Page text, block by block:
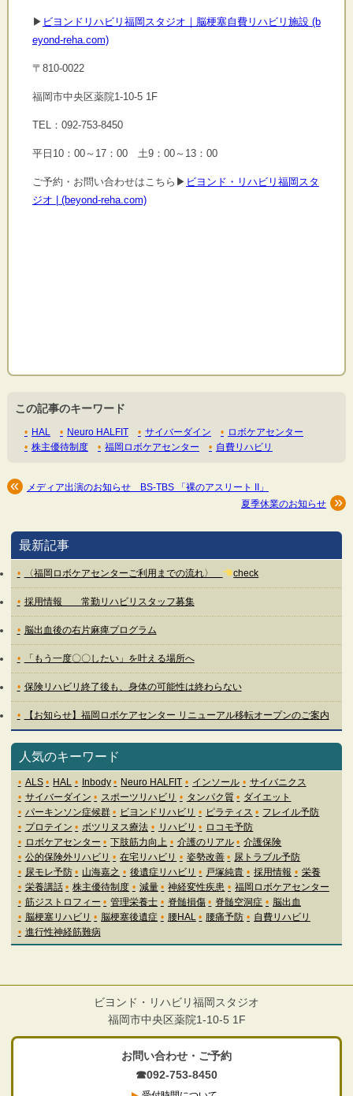
▶ ビヨンドリハビリ福岡スタジオ｜脳梗塞自費リハビリ施設 (b
eyond-reha.com)
〒810-0022
福岡市中央区薬院1-10-5 1F
TEL：092-753-8450
平日10：00～17：00 土9：00～13：00
ご予約・お問い合わせはこちら▶ ビヨンド・リハビリ福岡スタ
ジオ | (beyond-reha.com)
この記事のキーワード
HAL Neuro HALFIT サイバーダイン
ロボケアセンター
株主優待制度
福岡ロボケアセンター 自費リハビリ
メディア出演のお知らせ BS-TBS 「裸のアスリート II」
夏季休業のお知らせ
最新記事
〈福岡ロボケアセンターご利用までの流れ〉 check
採用情報 常勤リハビリスタッフ募集
脳出血後の右片麻痺プログラム
「もう一度〇〇したい」を叶える場所へ
保険リハビリ終了後も、身体の可能性は終わらない
【お知らせ】福岡ロボケアセンター リニューアル移転オープンのご案内
人気のキーワード
ALS HAL Inbody Neuro HALFIT インソール
サイバニクス
サイバーダイン
スポーツリハビリ タンパク質
ダイエット
パーキンソン症候群
ビヨンドリハビリ ピラティス
フレイル予防
プロテイン
ボツリヌス療法 リハビリ
ロコモ予防
ロボケアセンター
下肢筋力向上 介護のリアル
介護保険
公的保険外リハビリ
在宅リハビリ 姿勢改善
尿トラブル予防
尿モレ予防
山海嘉之 後遺症リハビリ 戸塚純貴 採用情報
栄養
栄養講話
株主優待制度 減量 神経変性疾患
福岡ロボケアセンター
筋ジストロフィー
管理栄養士 脊髄損傷 脊髄空洞症
脳出血
脳梗塞リハビリ
脳梗塞後遺症 腰HAL 腰痛予防
自費リハビリ
進行性神経筋難病
ビヨンド・リハビリ福岡スタジオ
福岡市中央区薬院1-10-5 1F
お問い合わせ・ご予約
☎092-753-8450